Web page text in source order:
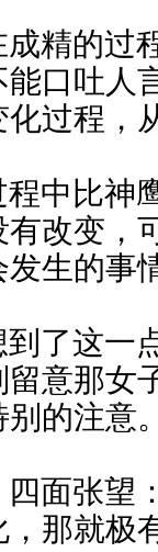
精的过
能口吐人
过程，
中比神
有改变，
生的事
了这一
留意那
的注意
面张望
那就极